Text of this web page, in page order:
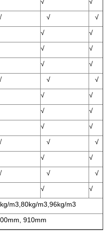
√
√
√
√
√
√
√
√
√
√
√
√
√
√
√
√
√
√
√
√
√
√
√
√
m3,80kg/m3,96kg/m3
910mm